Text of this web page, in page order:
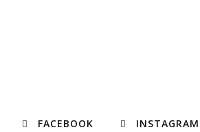
FACEBOOK INSTAGRAM